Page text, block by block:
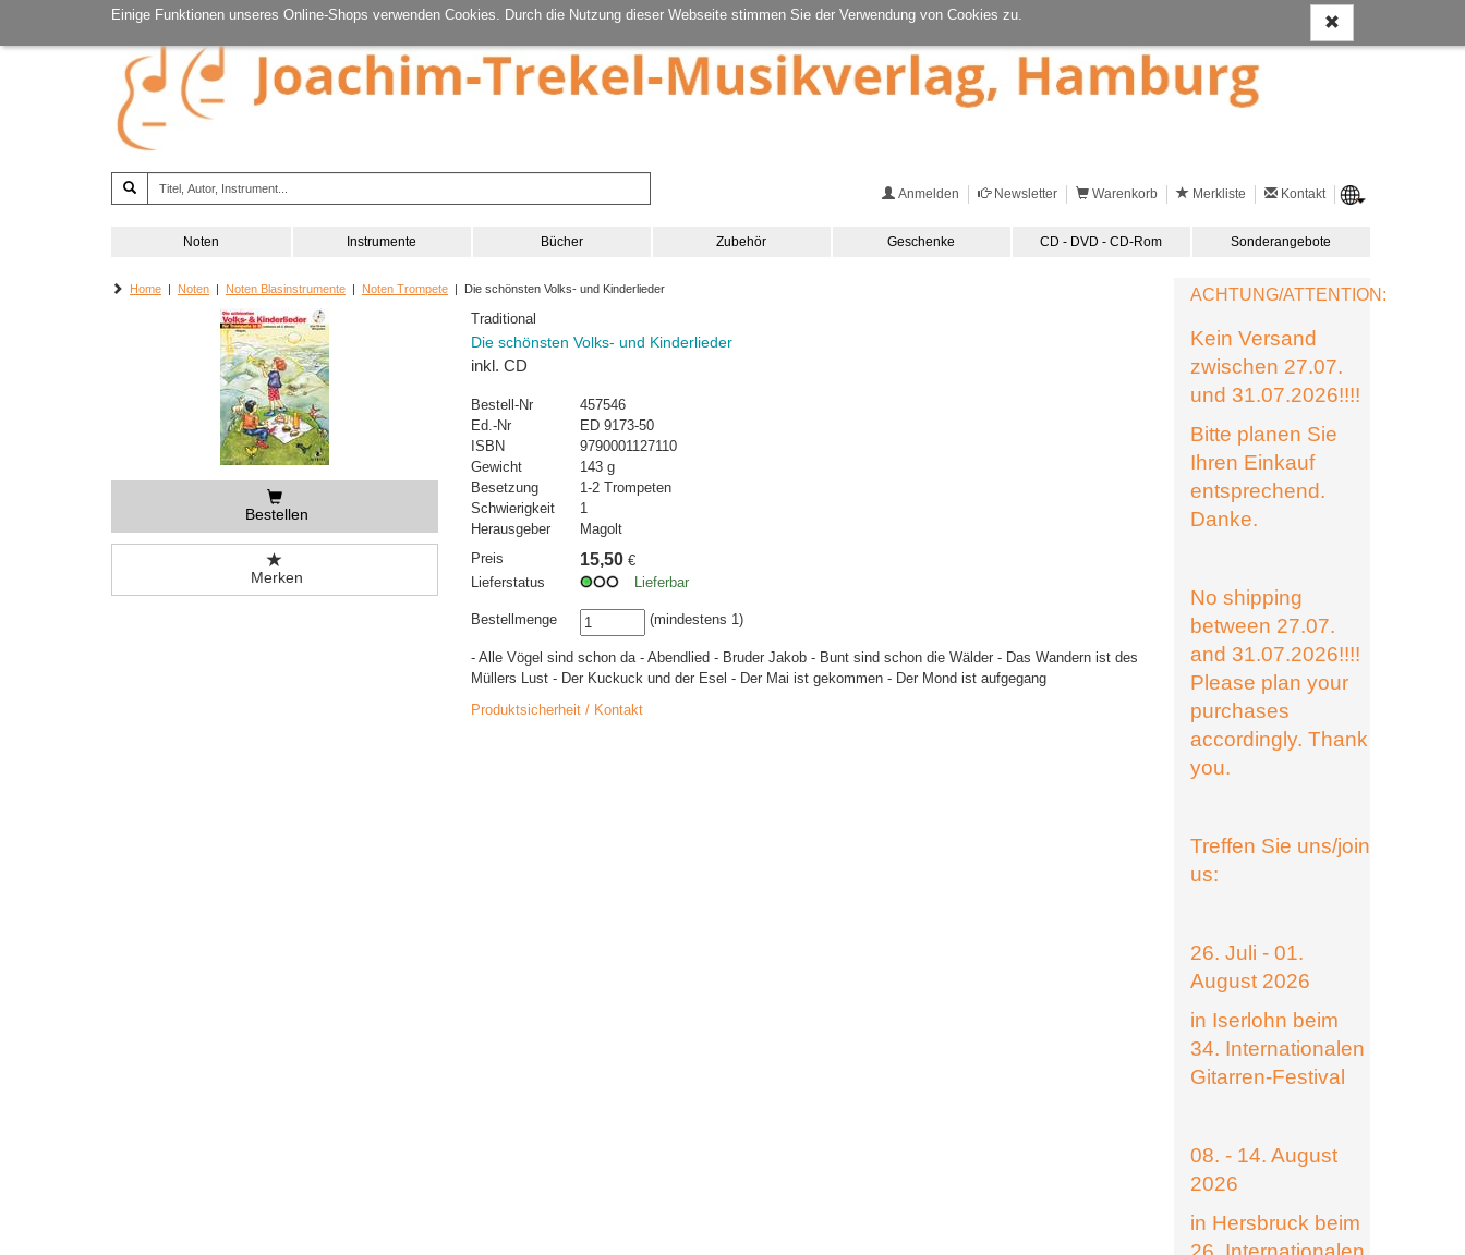
Einige Funktionen unseres Online-Shops verwenden Cookies. Durch die Nutzung dieser Webseite stimmen Sie der Verwendung von Cookies zu.
Anmelden Newsletter Warenkorb Merkliste Kontakt
Noten Instrumente Bücher Zubehör Geschenke CD - DVD - CD-Rom Sonderangebote
Home | Noten | Noten Blasinstrumente | Noten Trompete | Die schönsten Volks- und Kinderlieder
Bestellen
Merken
Traditional
Die schönsten Volks- und Kinderlieder
inkl. CD
Bestell-Nr
457546
Ed.-Nr
ED 9173-50
ISBN
9790001127110
Gewicht
143 g
Besetzung
1-2 Trompeten
Schwierigkeit
1
Herausgeber
Magolt
Preis
15,50 €
Lieferstatus
Lieferbar
Bestellmenge (mindestens 1)
- Alle Vögel sind schon da - Abendlied - Bruder Jakob - Bunt sind schon die Wälder - Das Wandern ist des
Müllers Lust - Der Kuckuck und der Esel - Der Mai ist gekommen - Der Mond ist aufgegang
Produktsicherheit / Kontakt
ACHTUNG/ATTENTION:
Kein Versand
zwischen 27.07.
und 31.07.2026!!!!
Bitte planen Sie
Ihren Einkauf
entsprechend.
Danke.
No shipping
between 27.07.
and 31.07.2026!!!!
Please plan your
purchases
accordingly. Thank
you.
Treffen Sie uns/join
us:
26. Juli - 01.
August 2026
in Iserlohn beim
34. Internationalen
Gitarren-Festival
08. - 14. August
2026
in Hersbruck beim